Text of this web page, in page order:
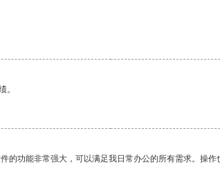
。
功能非常强大，可以满足我日常办公的所有需求。操作